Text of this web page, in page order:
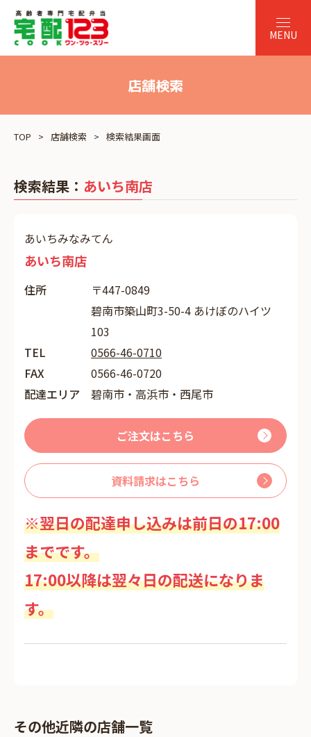
店舗検索
TOP 店舗検索 検索結果画面
検索結果： あいち南店
あいちみなみてん
あいち南店
住所
〒447-0849
碧南市築山町3-50-4 あけぼのハイツ
103
TEL
0566-46-0710
FAX
0566-46-0720
配達エリア
碧南市・高浜市・西尾市
ご注文はこちら
資料請求はこちら
※翌日の配達申し込みは前日の17:00
までです。
17:00以降は翌々日の配送になりま
す。
その他近隣の店舗一覧